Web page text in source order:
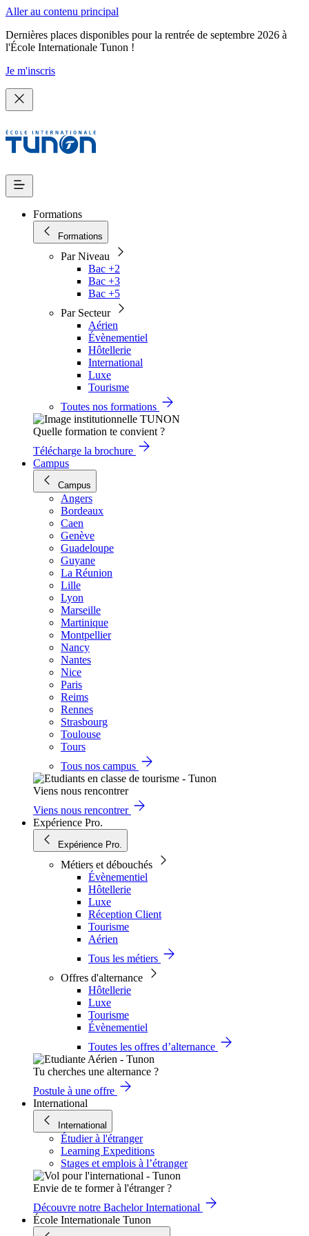
Aller au contenu principal
Dernières places disponibles pour la rentrée de septembre 2026 à
l'École Internationale Tunon !
Je m'inscris
Formations
Formations
Par Niveau
Bac +2
Bac +3
Bac +5
Par Secteur
Aérien
Évènementiel
Hôtellerie
International
Luxe
Tourisme
Toutes nos formations
Quelle formation te convient ?
Télécharge la brochure
Campus
Campus
Angers
Bordeaux
Caen
Genève
Guadeloupe
Guyane
La Réunion
Lille
Lyon
Marseille
Martinique
Montpellier
Nancy
Nantes
Nice
Paris
Reims
Rennes
Strasbourg
Toulouse
Tours
Tous nos campus
Viens nous rencontrer
Viens nous rencontrer
Expérience Pro.
Expérience Pro.
Métiers et débouchés
Évènementiel
Hôtellerie
Luxe
Réception Client
Tourisme
Aérien
Tous les métiers
Offres d'alternance
Hôtellerie
Luxe
Tourisme
Évènementiel
Toutes les offres d’alternance
Tu cherches une alternance ?
Postule à une offre
International
International
Étudier à l'étranger
Learning Expeditions
Stages et emplois à l’étranger
Envie de te former à l'étranger ?
Découvre notre Bachelor International
École Internationale Tunon